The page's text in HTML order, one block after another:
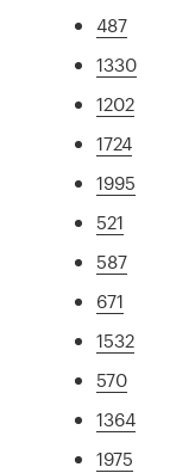
487
1330
1202
1724
1995
521
587
671
1532
570
1364
1975